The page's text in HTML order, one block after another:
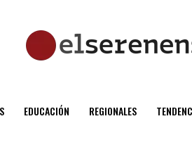
EDUCACIÓN REGIONALES